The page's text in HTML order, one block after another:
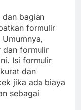
dan bagian
formulir
Umumnya,
dan formulir
Isi formulir
dan
jika ada biaya
sebagai